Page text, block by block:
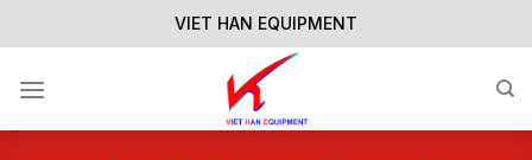
to
VIET HAN EQUIPMENT